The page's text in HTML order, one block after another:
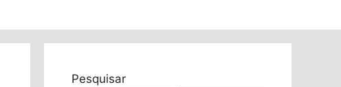
Pesquisar